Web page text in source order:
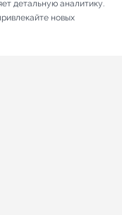
детальную аналитику.
новых